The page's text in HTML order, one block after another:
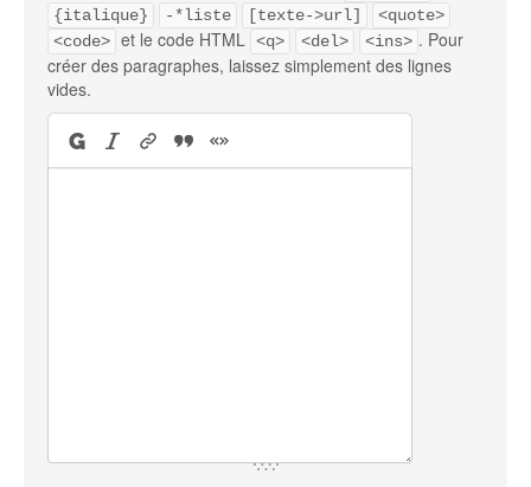
{italique}
-*liste [texte->url]
<quote>
<code> et le code HTML <q> <del> <ins> . Pour
créer des paragraphes, laissez simplement des lignes
vides.